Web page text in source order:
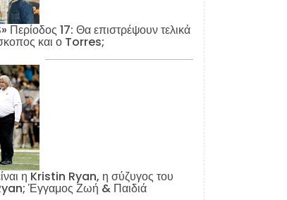
Περίοδος 17: Θα επιστρέψουν τελικά
και ο Torres;
η Kristin Ryan, η σύζυγος του
Έγγαμος Ζωή & Παιδιά